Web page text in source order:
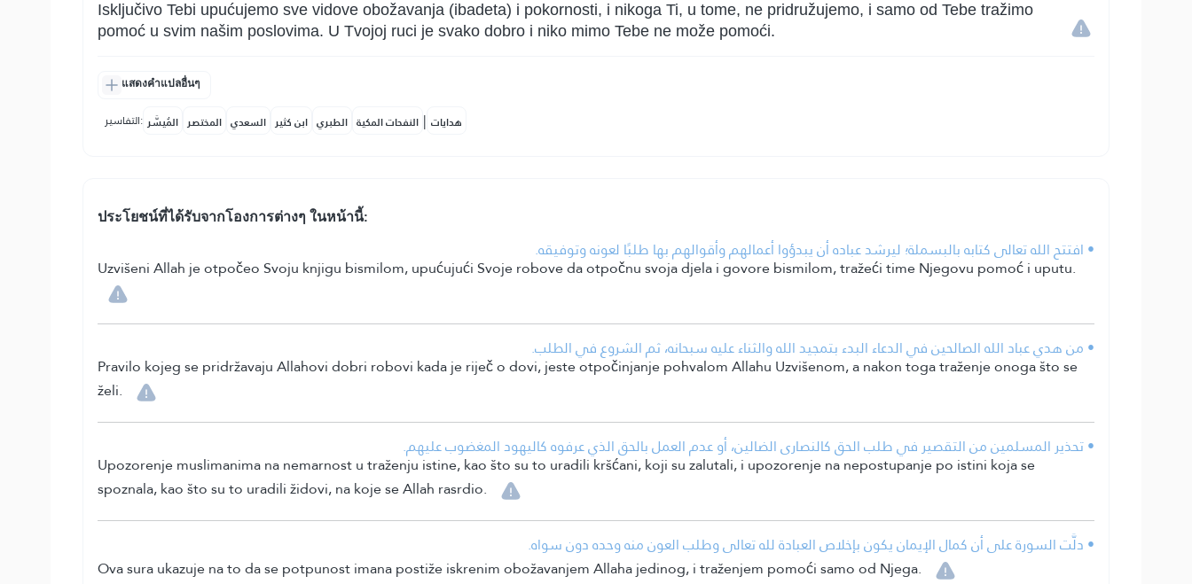
Isključivo Tebi upućujemo sve vidove obožavanja (ibadeta) i pokornosti, i nikoga Ti, u tome, ne pridružujemo, i samo od Tebe tražimo
pomoć u svim našim poslovima. U Tvojoj ruci je svako dobro i niko mimo Tebe ne može pomoći.
แสดงคำแปลอื่นๆ
التفاسير: المُيسَّر المختصر السعدي ابن كثير الطبري النفحات المكية | هدايات
ประโยชน์​ที่​ได้รับ​จากโองการต่างๆ ในหน้านี้:
• افتتح الله تعالى كتابه بالبسملة؛ ليرشد عباده أن يبدؤوا أعمالهم وأقوالهم بها طلبًا لعونه وتوفيقه.
Uzvišeni Allah je otpočeo Svoju knjigu bismilom, upućujući Svoje robove da otpočnu svoja djela i govore bismilom, tražeći time Njegovu pomoć i uputu.
• من هدي عباد الله الصالحين في الدعاء البدء بتمجيد الله والثناء عليه سبحانه، ثم الشروع في الطلب.
Pravilo kojeg se pridržavaju Allahovi dobri robovi kada je riječ o dovi, jeste otpočinjanje pohvalom Allahu Uzvišenom, a nakon toga traženje onoga što se
želi.
• تحذير المسلمين من التقصير في طلب الحق كالنصارى الضالين، أو عدم العمل بالحق الذي عرفوه كاليهود المغضوب عليهم.
Upozorenje muslimanima na nemarnost u traženju istine, kao što su to uradili kršćani, koji su zalutali, i upozorenje na nepostupanje po istini koja se
spoznala, kao što su to uradili židovi, na koje se Allah rasrdio.
• دلَّت السورة على أن كمال الإيمان يكون بإخلاص العبادة لله تعالى وطلب العون منه وحده دون سواه.
Ova sura ukazuje na to da se potpunost imana postiže iskrenim obožavanjem Allaha jedinog, i traženjem pomoći samo od Njega.